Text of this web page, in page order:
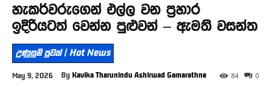
හැකර්වරුගෙන් එල්ල වන ප්‍රහාර
ඉදිරියටත් වෙන්න පුළුවන් – ඇමති වසන්ත
උණුසුම් පුවත් | Hot News
May 9, 2026 By Kavika Tharunindu Ashirwad Gamarathne 0
84